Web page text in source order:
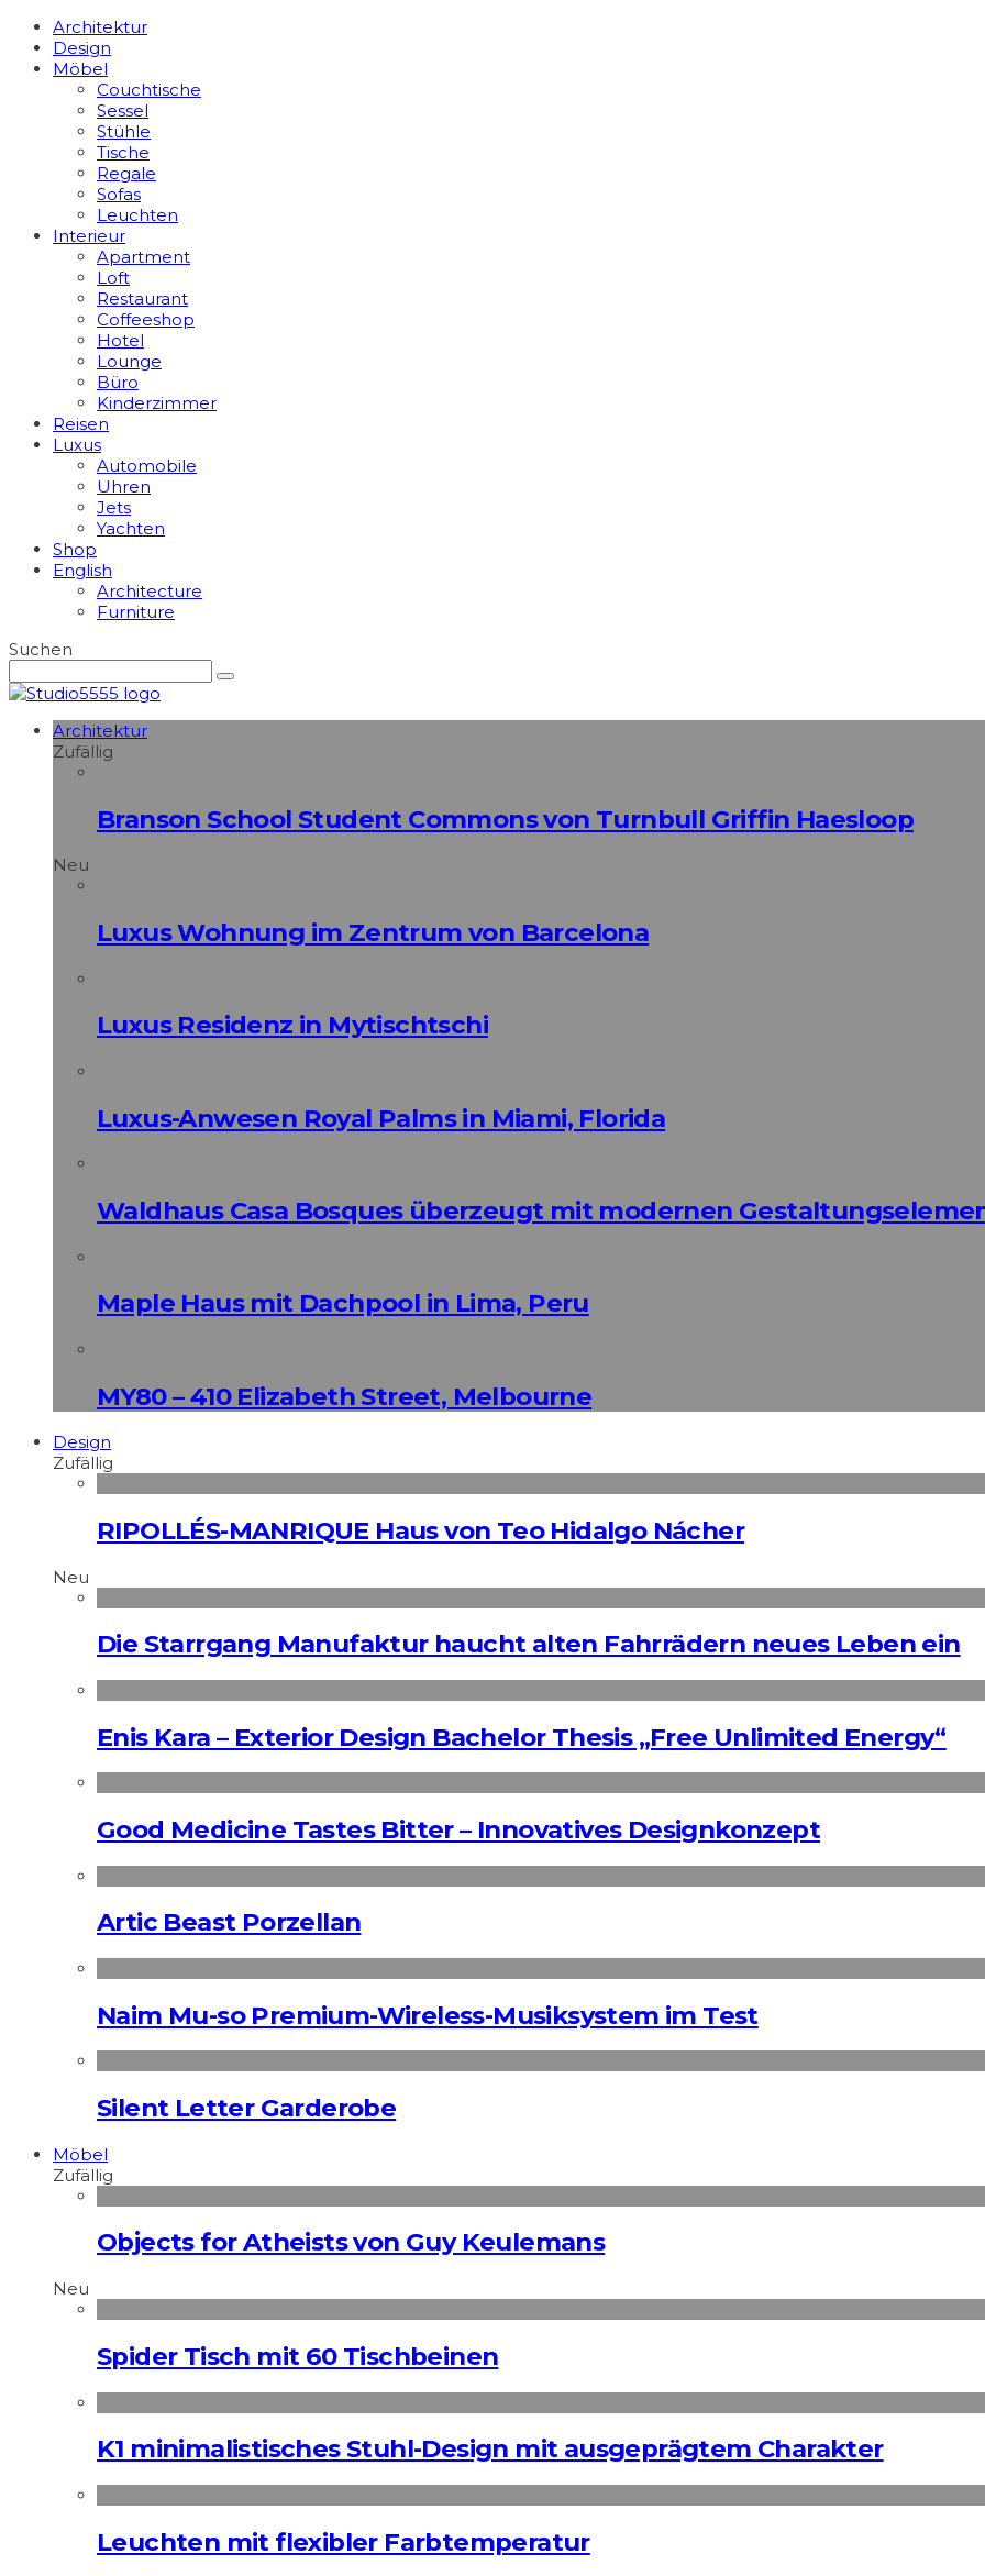
Architektur
Design
Möbel
Couchtische
Sessel
Stühle
Tische
Regale
Sofas
Leuchten
Interieur
Apart­ment
Loft
Restaurant
Coffeeshop
Hotel
Lounge
Büro
Kinderzimmer
Reisen
Luxus
Automobile
Uhren
Jets
Yachten
Shop
English
Architecture
Furniture
Suchen
Architektur
Zufällig
Branson School Student Commons von Turnbull Griffin Haesloop
Neu
Luxus Wohnung im Zentrum von Barcelona
Luxus Residenz in Mytischtschi
Luxus-Anwesen Royal Palms in Miami, Florida
Waldhaus Casa Bosques überzeugt mit modernen
Maple Haus mit Dachpool in Lima, Peru
MY80 – 410 Elizabeth Street, Melbourne
Design
Zufällig
RIPOLLÉS-MANRIQUE Haus von Teo Hidalgo Nácher
Neu
Die Starrgang Manufaktur haucht alten Fahrrädern neues Leben ein
Enis Kara – Exterior Design Bachelor Thesis „Free Unlimited Energy“
Good Medicine Tastes Bitter – Innovatives Designkonzept
Artic Beast Porzellan
Naim Mu-so Premium-Wireless-Musiksystem im Test
Silent Letter Garderobe
Möbel
Zufällig
Objects for Atheists von Guy Keulemans
Neu
Spider Tisch mit 60 Tischbeinen
K1 minimalistisches Stuhl-Design mit ausgeprägtem Charakter
Leuchten mit flexibler Farbtemperatur